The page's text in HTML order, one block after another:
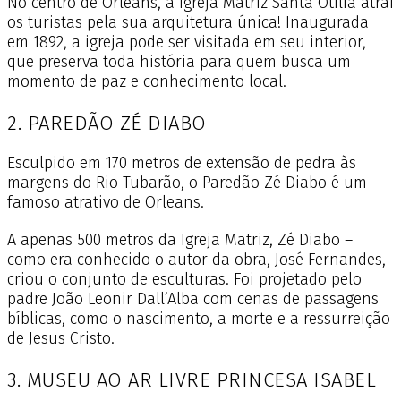
os turistas pela sua arquitetura única! Inaugurada
em 1892, a igreja pode ser visitada em seu interior,
que preserva toda história para quem busca um
momento de paz e conhecimento local.
2. PAREDÃO ZÉ DIABO
Esculpido em 170 metros de extensão de pedra às
margens do Rio Tubarão, o Paredão Zé Diabo é um
famoso atrativo de Orleans.
A apenas 500 metros da Igreja Matriz, Zé Diabo –
como era conhecido o autor da obra, José Fernandes,
criou o conjunto de esculturas. Foi projetado pelo
padre João Leonir Dall’Alba com cenas de passagens
bíblicas, como o nascimento, a morte e a ressurreição
de Jesus Cristo.
3. MUSEU AO AR LIVRE PRINCESA ISABEL